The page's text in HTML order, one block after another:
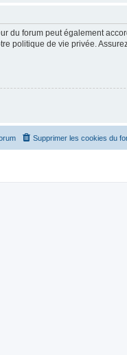
du forum peut également
politique de vie privée.
Supprimer les cookies du